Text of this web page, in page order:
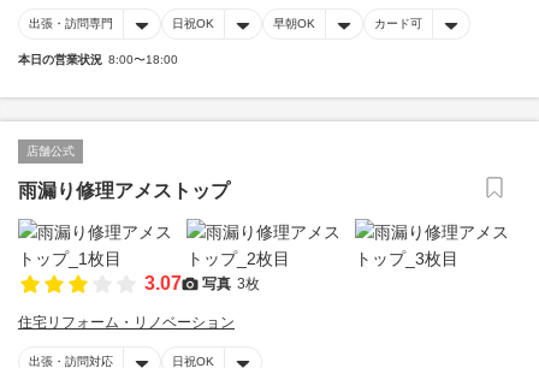
出張・訪問専門 日祝OK 早朝OK カード可
本日の営業状況 8:00〜18:00
店舗公式
雨漏り修理アメストップ
3.07 写真 3枚
住宅リフォーム・リノベーション
出張・訪問対応 日祝OK